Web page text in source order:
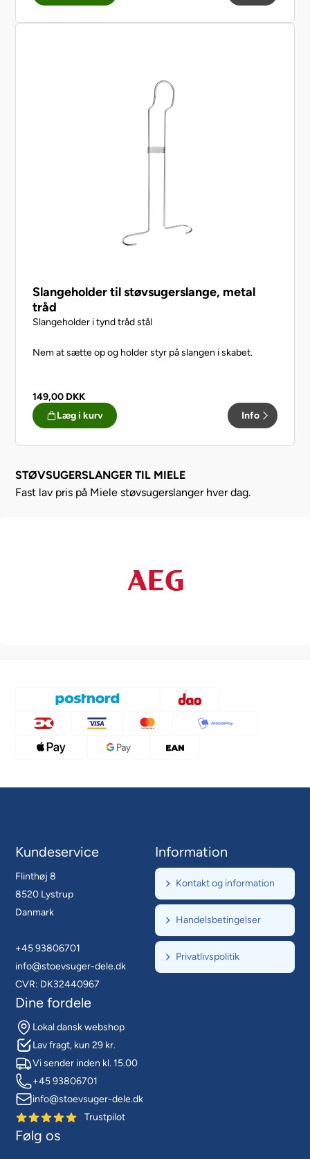
Slangeholder til støvsugerslange, metal
tråd
Slangeholder i tynd tråd stål
Nem at sætte op og holder styr på slangen i skabet.
149,00 DKK
Læg i kurv
Info
STØVSUGERSLANGER TIL MIELE
Fast lav pris på Miele støvsugerslanger hver dag.
Kundeservice
Flinthøj 8
8520 Lystrup
Danmark
+45 93806701
info@stoevsuger-dele.dk
CVR: DK32440967
Information
Kontakt og information
Handelsbetingelser
Privatlivspolitik
Dine fordele
Lokal dansk webshop
Lav fragt, kun 29 kr.
Vi sender inden kl. 15.00
+45 93806701
info@stoevsuger-dele.dk
Trustpilot
Følg os